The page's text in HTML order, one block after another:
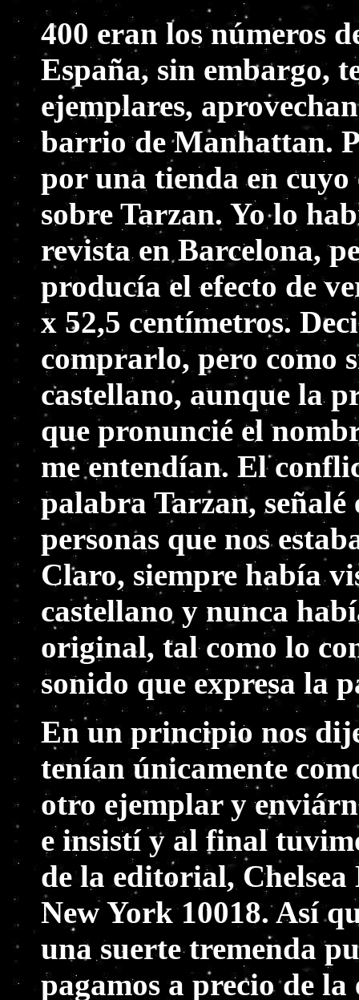
400 eran los números
España, sin embargo,
ejemplares,
barrio de Manhattan.
por una tienda en
sobre Tarzan. Yo lo
revista en Barcelona,
producía el efecto de
x 52,5 centímetros.
comprarlo, pero como
castellano, aunque la
que pronuncié el
me entendían. El
palabra Tarzan, señalé
personas que nos
Claro, siempre había
castellano y nunca
original, tal como lo
sonido que expresa la
En un principio nos
tenían únicamente
otro ejemplar y
e insistí y al final
de la editorial, Chelsea
New York 10018. Así
una suerte tremenda
pagamos a precio de